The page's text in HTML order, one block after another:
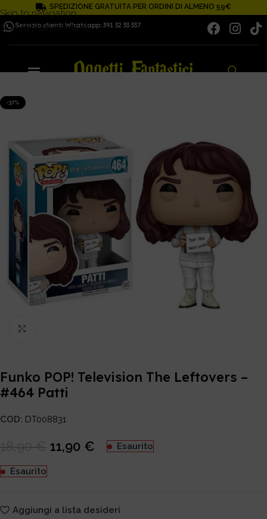
Skip to navigation
Skip to main content
SPEDIZIONE GRATUITA PER ORDINI DI ALMENO 59€
Servizio clienti Whatsapp: 391 32 33 337
-37%
Funko POP! Television The Leftovers –
#464 Patti
COD: DT008831
11,90 € Esaurito
Esaurito
Aggiungi a lista desideri